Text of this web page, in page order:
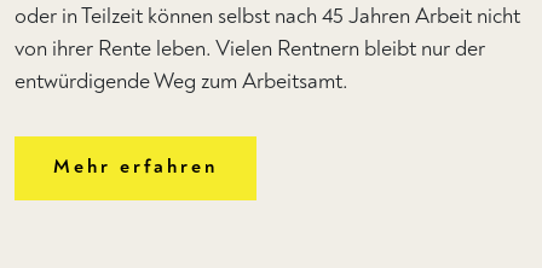
oder in Teilzeit können selbst nach 45 Jahren Arbeit nicht
von ihrer Rente leben. Vielen Rentnern bleibt nur der
entwürdigende Weg zum Arbeitsamt.
Mehr erfahren